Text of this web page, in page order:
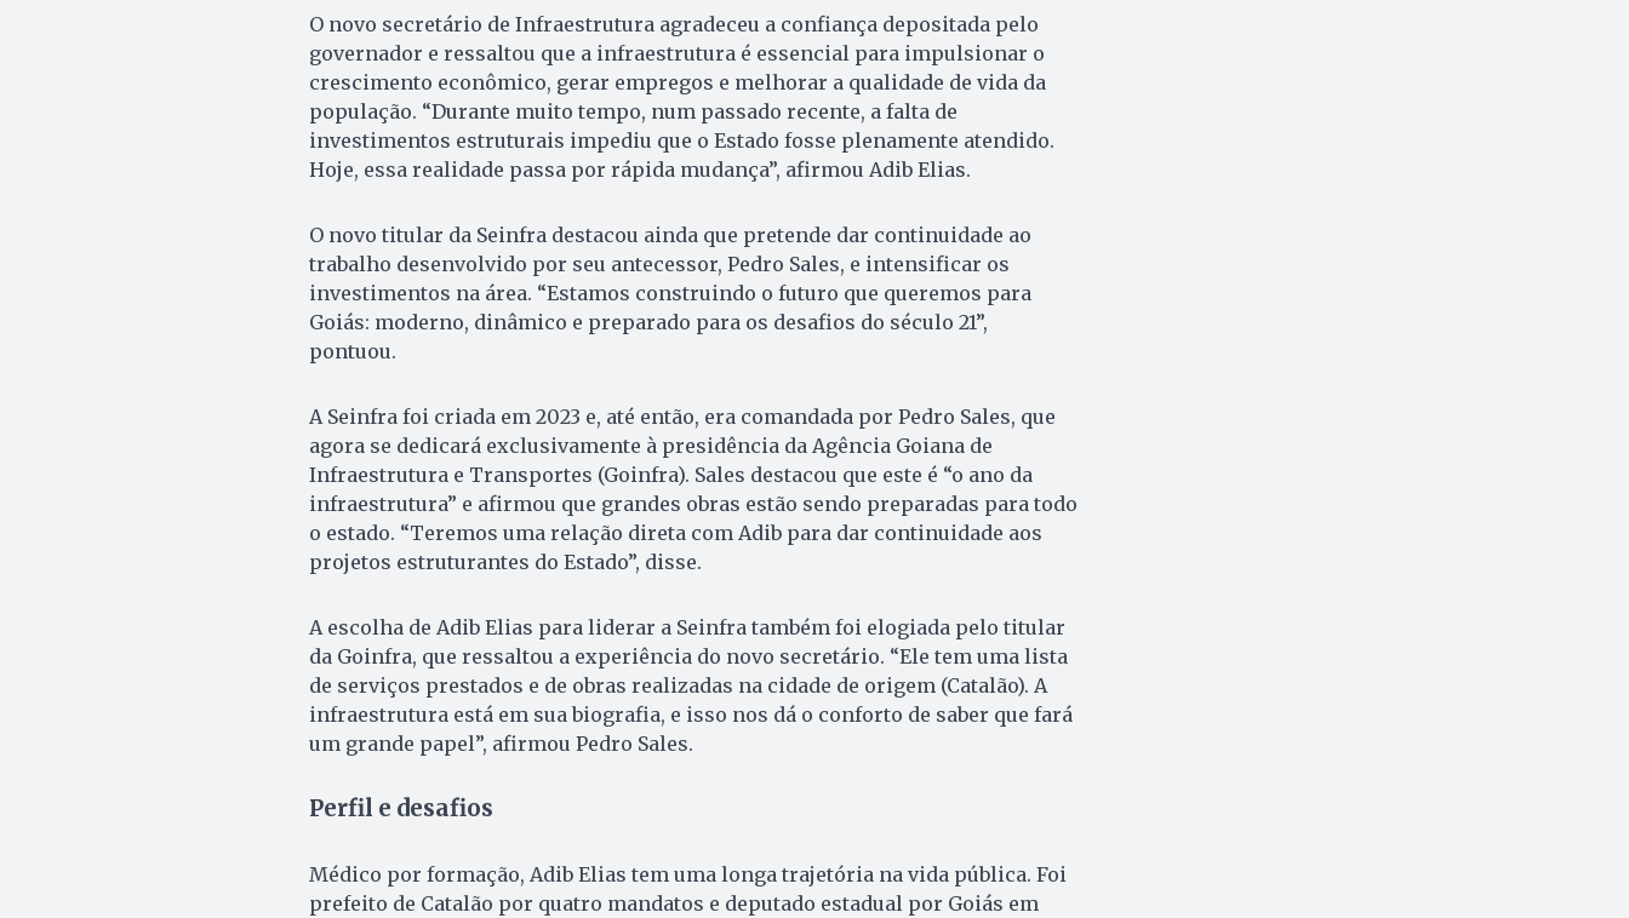
O novo secretário de Infraestrutura agradeceu a confiança depositada pelo
governador e ressaltou que a infraestrutura é essencial para impulsionar o
crescimento econômico, gerar empregos e melhorar a qualidade de vida da
população. “Durante muito tempo, num passado recente, a falta de
investimentos estruturais impediu que o Estado fosse plenamente atendido.
Hoje, essa realidade passa por rápida mudança”, afirmou Adib Elias.
O novo titular da Seinfra destacou ainda que pretende dar continuidade ao
trabalho desenvolvido por seu antecessor, Pedro Sales, e intensificar os
investimentos na área. “Estamos construindo o futuro que queremos para
Goiás: moderno, dinâmico e preparado para os desafios do século 21”,
pontuou.
A Seinfra foi criada em 2023 e, até então, era comandada por Pedro Sales, que
agora se dedicará exclusivamente à presidência da Agência Goiana de
Infraestrutura e Transportes (Goinfra). Sales destacou que este é “o ano da
infraestrutura” e afirmou que grandes obras estão sendo preparadas para todo
o estado. “Teremos uma relação direta com Adib para dar continuidade aos
projetos estruturantes do Estado”, disse.
A escolha de Adib Elias para liderar a Seinfra também foi elogiada pelo titular
da Goinfra, que ressaltou a experiência do novo secretário. “Ele tem uma lista
de serviços prestados e de obras realizadas na cidade de origem (Catalão). A
infraestrutura está em sua biografia, e isso nos dá o conforto de saber que fará
um grande papel”, afirmou Pedro Sales.
Perfil e desafios
Médico por formação, Adib Elias tem uma longa trajetória na vida pública. Foi
prefeito de Catalão por quatro mandatos e deputado estadual por Goiás em